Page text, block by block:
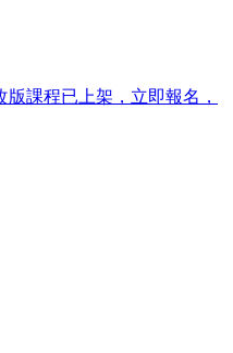
版課程已上架，立即報名，